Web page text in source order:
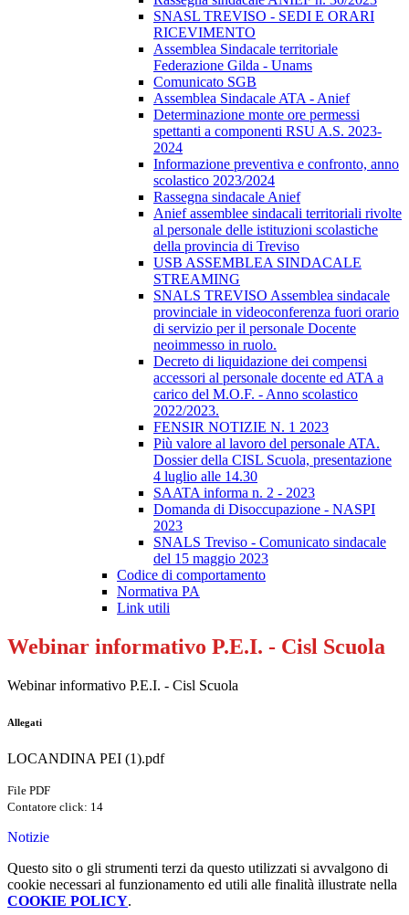
SNASL TREVISO - SEDI E ORARI
RICEVIMENTO
Assemblea Sindacale territoriale
Federazione Gilda - Unams
Comunicato SGB
Assemblea Sindacale ATA - Anief
Determinazione monte ore permessi
spettanti a componenti RSU A.S. 2023-
2024
Informazione preventiva e confronto, anno
scolastico 2023/2024
Rassegna sindacale Anief
Anief assemblee sindacali territoriali rivolte
al personale delle istituzioni scolastiche
della provincia di Treviso
USB ASSEMBLEA SINDACALE
STREAMING
SNALS TREVISO Assemblea sindacale
provinciale in videoconferenza fuori orario
di servizio per il personale Docente
neoimmesso in ruolo.
Decreto di liquidazione dei compensi
accessori al personale docente ed ATA a
carico del M.O.F. - Anno scolastico
2022/2023.
FENSIR NOTIZIE N. 1 2023
Più valore al lavoro del personale ATA.
Dossier della CISL Scuola, presentazione
4 luglio alle 14.30
SAATA informa n. 2 - 2023
Domanda di Disoccupazione - NASPI
2023
SNALS Treviso - Comunicato sindacale
del 15 maggio 2023
Codice di comportamento
Normativa PA
Link utili
Webinar informativo P.E.I. - Cisl Scuola
Webinar informativo P.E.I. - Cisl Scuola
Allegati
LOCANDINA PEI (1).pdf
File PDF
Contatore click: 14
Notizie
Questo sito o gli strumenti terzi da questo utilizzati si avvalgono di
cookie necessari al funzionamento ed utili alle finalità illustrate nella
COOKIE POLICY.